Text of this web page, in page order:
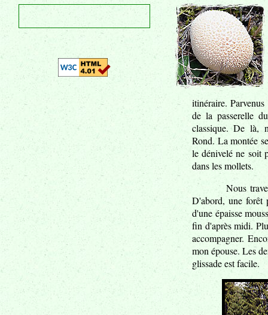
itinéraire.
de la passerelle
classique. De là,
Rond. La montée
le dénivelé ne soit
dans les mollets.
Nous
D'abord, une forêt
d'une épaisse
fin d'après midi.
accompagner.
mon épouse. Les
glissade est facile.